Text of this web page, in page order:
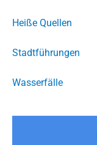
Heiße Quellen
Stadtführungen
Wasserfälle